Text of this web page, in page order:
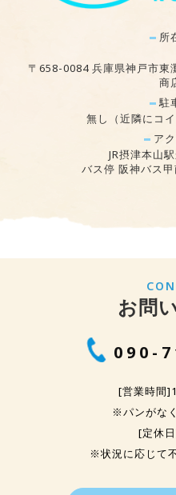
所
〒658-0084 兵庫県神戸市東
商
駐
無し（近隣にコ
ア
JR摂津本山
バス停 阪神バス
お問
090-
[営業時間
※パンがな
[定休日]水
※状況に応じて